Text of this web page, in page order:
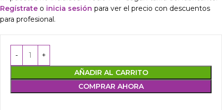
Regístrate o inicia sesión para ver el precio con descuentos
para profesional.
AÑADIR AL CARRITO
COMPRAR AHORA